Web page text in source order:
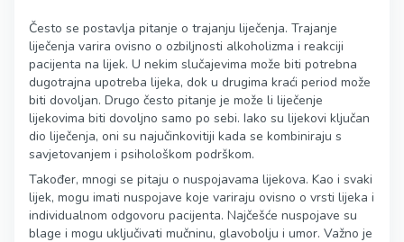
Često se postavlja pitanje o trajanju liječenja. Trajanje
liječenja varira ovisno o ozbiljnosti alkoholizma i reakciji
pacijenta na lijek. U nekim slučajevima može biti potrebna
dugotrajna upotreba lijeka, dok u drugima kraći period može
biti dovoljan. Drugo često pitanje je može li liječenje
lijekovima biti dovoljno samo po sebi. Iako su lijekovi ključan
dio liječenja, oni su najučinkovitiji kada se kombiniraju s
savjetovanjem i psihološkom podrškom.
Također, mnogi se pitaju o nuspojavama lijekova. Kao i svaki
lijek, mogu imati nuspojave koje variraju ovisno o vrsti lijeka i
individualnom odgovoru pacijenta. Najčešće nuspojave su
blage i mogu uključivati mučninu, glavobolju i umor. Važno je